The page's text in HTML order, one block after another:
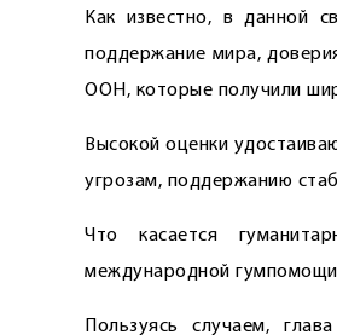
Как известно, в данной
поддержание мира,
ООН, которые получили
Высокой оценки
угрозам, поддержанию
Что касается
международной
Пользуясь случаем,